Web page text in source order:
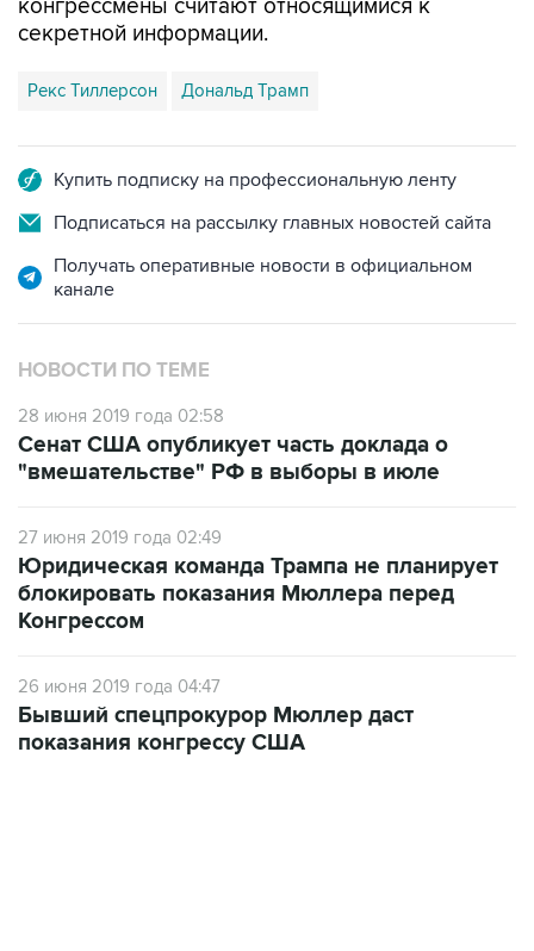
Рекс Тиллерсон Дональд Трамп
Подписаться на рассылку главных новостей сайта
Получать оперативные новости в официальном
НОВОСТИ ПО ТЕМЕ
28 июня 2019 года 02:58
"вмешательстве" РФ в выборы в июле
блокировать показания Мюллера перед
Конгрессом
26 июня 2019 года 04:47
показания конгрессу США